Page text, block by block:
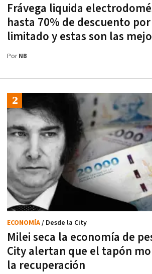
Frávega liquida
hasta 70% de descuento
limitado y estas son las
PorNB
Milei seca la economía de
City alertan que el tapón
la recuperación
ECONOMÍA/ Desde la City